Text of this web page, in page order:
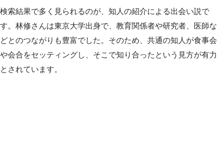
検索結果で多く見られるのが、知人の紹介による出会い説で
す。林修さんは東京大学出身で、教育関係者や研究者、医師な
どとのつながりも豊富でした。そのため、共通の知人が食事会
や会合をセッティングし、そこで知り合ったという見方が有力
とされています。